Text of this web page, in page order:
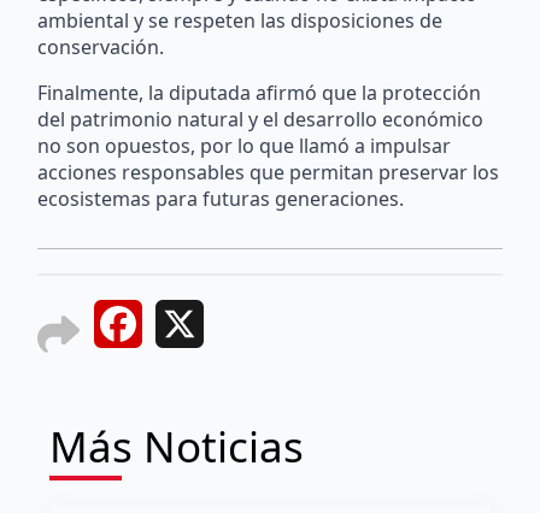
ambiental y se respeten las disposiciones de
conservación.
Finalmente, la diputada afirmó que la protección
del patrimonio natural y el desarrollo económico
no son opuestos, por lo que llamó a impulsar
acciones responsables que permitan preservar los
ecosistemas para futuras generaciones.
Facebook
Más Noticias